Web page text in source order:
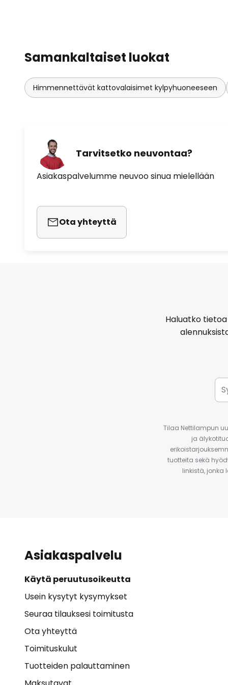
Samankaltaiset luokat
Himmennettävät kattovalaisimet kylpyhuoneeseen
Tarvitsetko neuvontaa?
Asiakaspalvelumme neuvoo sinua mielellään
Ota yhteyttä
Haluatko
Tilaa Nettilampun
ja
tuotteita sekä
linkistä, jonka
Asiakaspalvelu
Käytä peruutusoikeutta
Usein kysytyt kysymykset
Seuraa tilauksesi toimitusta
Ota yhteyttä
Toimituskulut
Tuotteiden palauttaminen